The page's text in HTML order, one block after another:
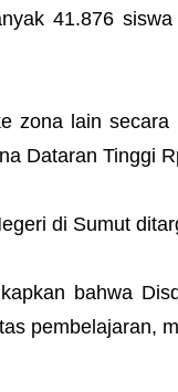
41.876
zona lain
Dataran Tinggi
di Sumut
bahwa
pembelajaran,